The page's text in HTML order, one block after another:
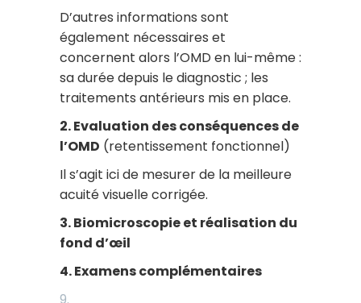
D’autres informations sont
également nécessaires et
concernent alors l’OMD en lui-même :
sa durée depuis le diagnostic ; les
traitements antérieurs mis en place.
2. Evaluation des conséquences de
l’OMD (retentissement fonctionnel)
Il s’agit ici de mesurer de la meilleure
acuité visuelle corrigée.
3. Biomicroscopie et réalisation du
fond d’œil
4. Examens complémentaires